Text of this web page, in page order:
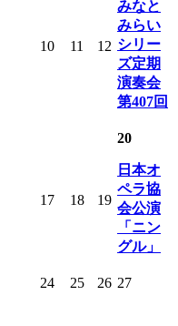
10 11 12
みなと
みらい
シリー
ズ定期
演奏会
第407回
17 18 19
20
日本オ
ペラ協
会公演
「ニン
グル」
24 25 26 27